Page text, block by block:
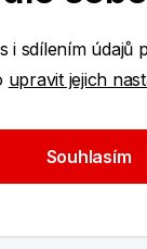
i sdílením údajů
upravit jejich
Souhlasím